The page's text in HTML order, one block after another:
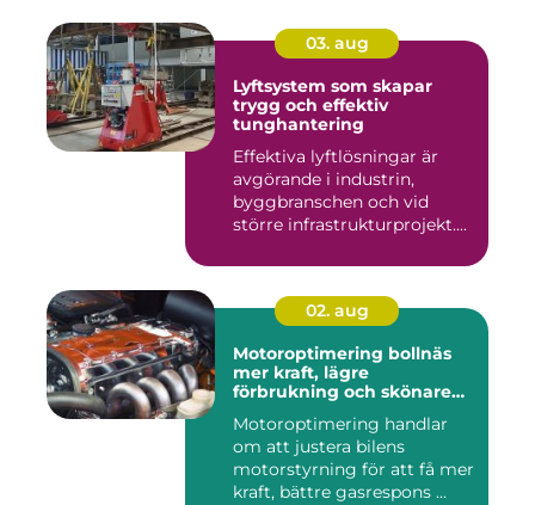
03. aug
Lyftsystem som skapar
trygg och effektiv
tunghantering
Effektiva lyftlösningar är
avgörande i industrin,
byggbranschen och vid
större infrastrukturprojekt....
02. aug
Motoroptimering bollnäs
mer kraft, lägre
förbrukning och skönare
Motoroptimering handlar
om att justera bilens
motorstyrning för att få mer
kraft, bättre gasrespons ...